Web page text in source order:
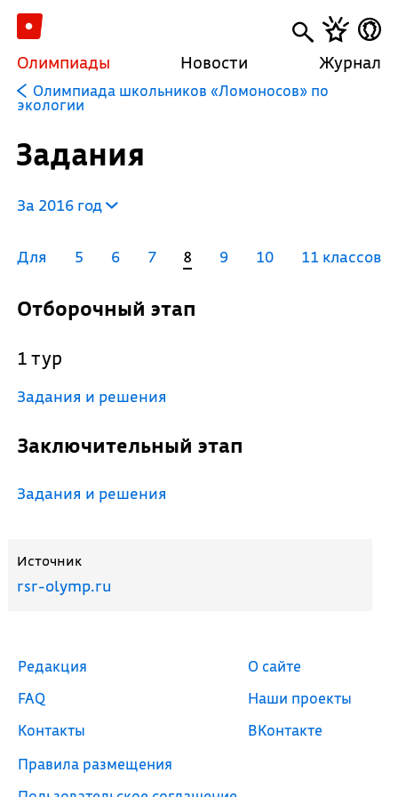
Олимпиады Новости Журнал
Олимпиада школьников «Ломоносов» по
экологии
Задания
За 2016 год
Для 5 6 7 8 9 10 11 классов
Отборочный этап
1 тур
Задания и решения
Заключительный этап
Задания и решения
Источник
rsr-olymp.ru
Редакция
FAQ
Контакты
Правила размещения
О сайте
Наши проекты
ВКонтакте